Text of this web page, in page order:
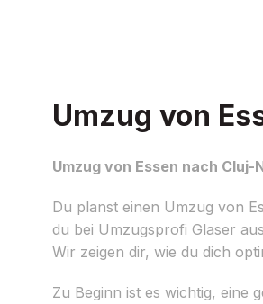
Umzug von
Umzug von Essen nach
Du planst einen Umzug von
du bei Umzugsprofi Glaser
Wir zeigen dir, wie du dich
Zu Beginn ist es wichtig, eine